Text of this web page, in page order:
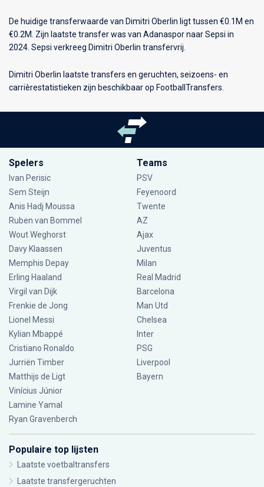
De huidige transferwaarde van Dimitri Oberlin ligt tussen €0.1M en
€0.2M. Zijn laatste transfer was van Adanaspor naar Sepsi in
2024. Sepsi verkreeg Dimitri Oberlin transfervrij.
Dimitri Oberlin laatste transfers en geruchten, seizoens- en
carrièrestatistieken zijn beschikbaar op FootballTransfers.
Spelers
Ivan Perisic
Sem Steijn
Anis Hadj Moussa
Ruben van Bommel
Wout Weghorst
Davy Klaassen
Memphis Depay
Erling Haaland
Virgil van Dijk
Frenkie de Jong
Lionel Messi
Kylian Mbappé
Cristiano Ronaldo
Jurriën Timber
Matthijs de Ligt
Vinícius Júnior
Lamine Yamal
Ryan Gravenberch
Teams
PSV
Feyenoord
Twente
AZ
Ajax
Juventus
Milan
Real Madrid
Barcelona
Man Utd
Chelsea
Inter
PSG
Liverpool
Bayern
Populaire top lijsten
Laatste voetbaltransfers
Laatste transfergeruchten